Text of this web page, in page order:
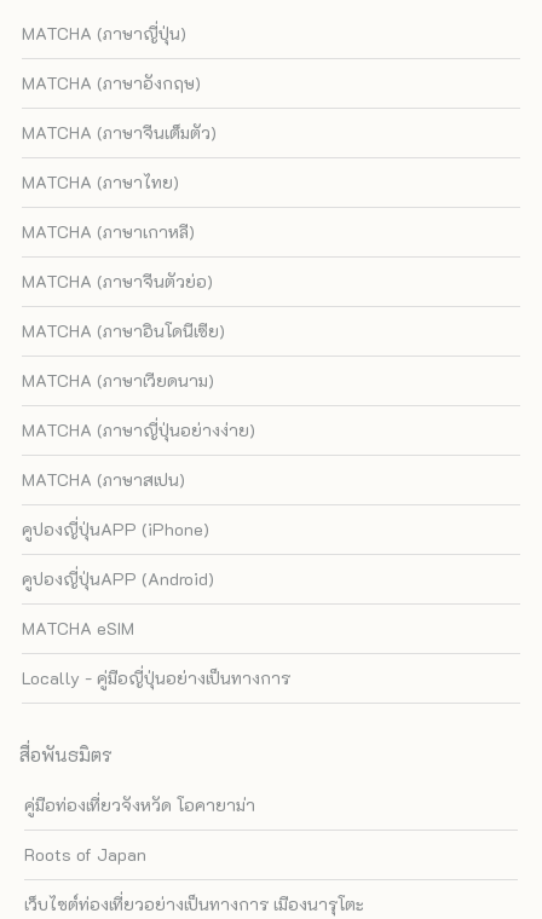
MATCHA (ภาษาญี่ปุ่น)
MATCHA (ภาษาอังกฤษ)
MATCHA (ภาษาจีนเต็มตัว)
MATCHA (ภาษาไทย)
MATCHA (ภาษาเกาหลี)
MATCHA (ภาษาจีนตัวย่อ)
MATCHA (ภาษาอินโดนีเซีย)
MATCHA (ภาษาเวียดนาม)
MATCHA (ภาษาญี่ปุ่นอย่างง่าย)
MATCHA (ภาษาสเปน)
คูปองญี่ปุ่นAPP (iPhone)
คูปองญี่ปุ่นAPP (Android)
MATCHA eSIM
Locally - คู่มือญี่ปุ่นอย่างเป็นทางการ
สื่อพันธมิตร
คู่มือท่องเที่ยวจังหวัด โอคายาม่า
Roots of Japan
เว็บไซต์ท่องเที่ยวอย่างเป็นทางการ เมืองนารุโตะ